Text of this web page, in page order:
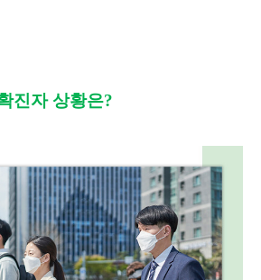
진자 상황은?